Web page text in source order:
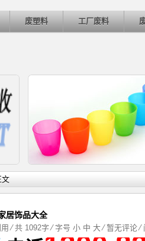
废塑料 工厂废料
内容
文
居饰品大全
⁄ 共 1092字 ⁄ 字号 小 中 大 ⁄暂无评论⁄